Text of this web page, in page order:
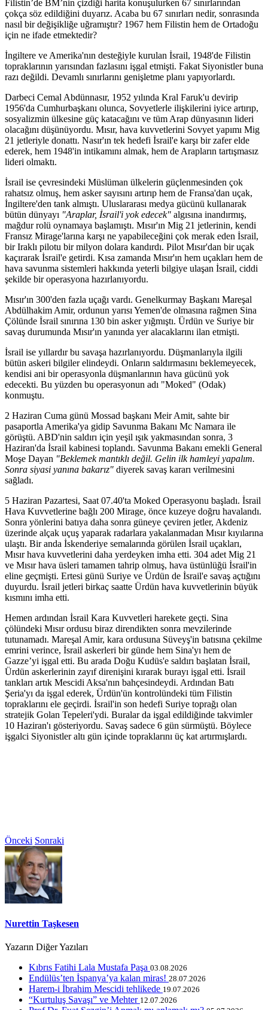
Filistin’de BM’nin çizdiği harita konuşulurken 67 sınırlarından
çokça söz edildiğini duyarız. Acaba bu 67 sınırları nedir, sonrasında
nasıl bir değişikliğe uğramıştır? 1967 hem Filistin hem de Ortadoğu
için ne ifade etmektedir?
İngiltere ve Amerika'nın desteğiyle kurulan İsrail, 1948'de Filistin
topraklarının yarısından fazlasını işgal etmişti. Fakat Siyonistler buna
razı değildi. Devamlı sınırlarını genişletme planı yapıyorlardı.
Darbeci Cemal Abdünnasır, 1952 yılında Kral Faruk'u devirip
1956'da Cumhurbaşkanı olunca, Sovyetlerle ilişkilerini iyice artırıp,
sosyalizmin ülkesine güç katacağını ve tüm Arap dünyasının lideri
olacağını düşünüyordu. Mısır, hava kuvvetlerini Sovyet yapımı Mig
21 jetleriyle donattı. Nasır'ın tek hedefi İsrail'e karşı bir zafer elde
ederek, hem 1948'in intikamını almak, hem de Arapların tartışmasız
lideri olmaktı.
İsrail ise çevresindeki Müslüman ülkelerin güçlenmesinden çok
rahatsız olmuş, hem asker sayısını artırıp hem de Fransa'dan uçak,
İngiltere'den tank almıştı. Uluslararası medya gücünü kullanarak
bütün dünyayı "Araplar, İsrail'i yok edecek" algısına inandırmış,
mağdur rolü oynamaya başlamıştı. Mısır'ın Mig 21 jetlerinin, kendi
Fransız Mirage'larına karşı ne yapabileceğini çok merak eden İsrail,
bir Iraklı pilotu bir milyon dolara kandırdı. Pilot Mısır'dan bir uçak
kaçırarak İsrail'e getirdi. Kısa zamanda Mısır'ın hem uçakları hem de
hava savunma sistemleri hakkında yeterli bilgiye ulaşan İsrail, ciddi
şekilde bir operasyona hazırlanıyordu.
Mısır'ın 300'den fazla uçağı vardı. Genelkurmay Başkanı Mareşal
Abdülhakim Amir, ordunun yarısı Yemen'de olmasına rağmen Sina
Çölünde İsrail sınırına 130 bin asker yığmıştı. Ürdün ve Suriye bir
savaş durumunda Mısır'ın yanında yer alacaklarını ilan etmişti.
İsrail ise yıllardır bu savaşa hazırlanıyordu. Düşmanlarıyla ilgili
bütün askeri bilgiler elindeydi. Onların saldırmasını beklemeyecek,
kendisi ani bir operasyonla düşmanlarının hava gücünü yok
edecekti. Bu yüzden bu operasyonun adı "Moked" (Odak)
konmuştu.
2 Haziran Cuma günü Mossad başkanı Meir Amit, sahte bir
pasaportla Amerika'ya gidip Savunma Bakanı Mc Namara ile
görüştü. ABD'nin saldırı için yeşil ışık yakmasından sonra, 3
Haziran'da İsrail kabinesi toplandı. Savunma Bakanı emekli General
Moşe Dayan "Beklemek mantıklı değil. Gelin ilk hamleyi yapalım.
Sonra siyasi yanına bakarız" diyerek savaş kararı verilmesini
sağladı.
5 Haziran Pazartesi, Saat 07.40'ta Moked Operasyonu başladı. İsrail
Hava Kuvvetlerine bağlı 200 Mirage, önce kuzeye doğru havalandı.
Sonra yönlerini batıya daha sonra güneye çeviren jetler, Akdeniz
üzerinde alçak uçuş yaparak radarlara yakalanmadan Mısır kıyılarına
ulaştı. Bir anda İskenderiye semalarında görülen İsrail uçakları,
Mısır hava kuvvetlerini daha yerdeyken imha etti. 304 adet Mig 21
ve Mısır hava üsleri tamamen tahrip olmuş, hava üstünlüğü İsrail'in
eline geçmişti. Ertesi günü Suriye ve Ürdün de İsrail'e savaş açtığını
duyurdu. İsrail jetleri birkaç saatte Ürdün hava kuvvetlerinin büyük
kısmını imha etti.
Hemen ardından İsrail Kara Kuvvetleri harekete geçti. Sina
çölündeki Mısır ordusu biraz direndikten sonra mevzilerinde
tutunamadı. Mareşal Amir, kara ordusuna Süveyş'in batısına çekilme
emrini verince, İsrail askerleri bir günde hem Sina'yı hem de
Gazze’yi işgal etti. Bu arada Doğu Kudüs'e saldırı başlatan İsrail,
Ürdün askerlerinin zayıf direnişini kırarak burayı işgal etti. İsrail
tankları artık Mescidi Aksa'nın bahçesindeydi. Ardından Batı
Şeria'yı da işgal ederek, Ürdün'ün kontrolündeki tüm Filistin
topraklarını ele geçirdi. İsrail'in son hedefi Suriye toprağı olan
stratejik Golan Tepeleri'ydi. Buralar da işgal edildiğinde takvimler
10 Haziran'ı gösteriyordu. Savaş sadece 6 gün sürmüştü. Böylece
işgalci Siyonistler altı gün içinde topraklarını üç kat artırmışlardı.
Önceki Sonraki
Nurettin Taşkesen
Yazarın Diğer Yazıları
Kıbrıs Fatihi Lala Mustafa Paşa 03.08.2026
Endülüs’ten İspanya’ya kalan miras! 28.07.2026
Harem-i İbrahim Mescidi tehlikede 19.07.2026
“Kurtuluş Savaşı” ve Mehter 12.07.2026